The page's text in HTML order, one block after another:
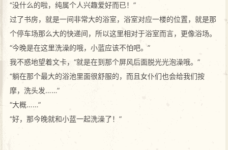
“没什么的啦，纯属个人兴趣爱好而已！”
过了书房，就是一间非常大的浴室，浴室对应一楼的位置，就是那
个停车场那么大的快递间，所以这里相对于浴室而言，更像浴场。
“今晚是在这里洗澡的哦，小蓝应该不怕吧。”
我不惑地望着文卡，“就是在到那个屏风后面脱光光泡澡哦。”
“躺在那个最大的浴池里面很舒服的，而且女仆们也会给我们按
摩，洗头发……”
“大概……”
“好，那今晚就和小蓝一起洗澡了！”